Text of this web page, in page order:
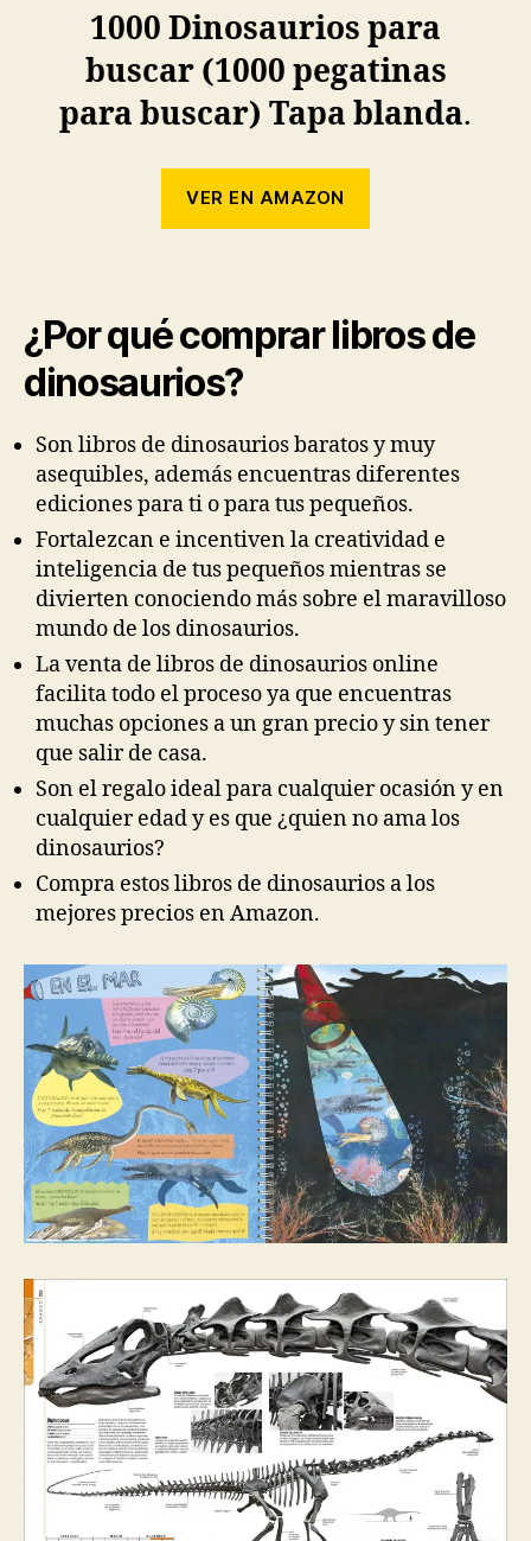
1000 Dinosaurios para
buscar (1000 pegatinas
para buscar) Tapa blanda.
VER EN AMAZON
¿Por qué comprar libros de
dinosaurios?
Son libros de dinosaurios baratos y muy
asequibles, además encuentras diferentes
ediciones para ti o para tus pequeños.
Fortalezcan e incentiven la creatividad e
inteligencia de tus pequeños mientras se
divierten conociendo más sobre el maravilloso
mundo de los dinosaurios.
La venta de libros de dinosaurios online
facilita todo el proceso ya que encuentras
muchas opciones a un gran precio y sin tener
que salir de casa.
Son el regalo ideal para cualquier ocasión y en
cualquier edad y es que ¿quien no ama los
dinosaurios?
Compra estos libros de dinosaurios a los
mejores precios en Amazon.